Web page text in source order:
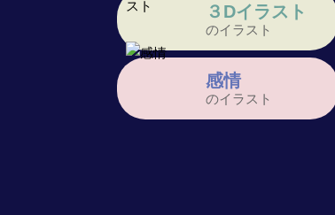
３Dイラスト
のイラスト
感情
のイラスト